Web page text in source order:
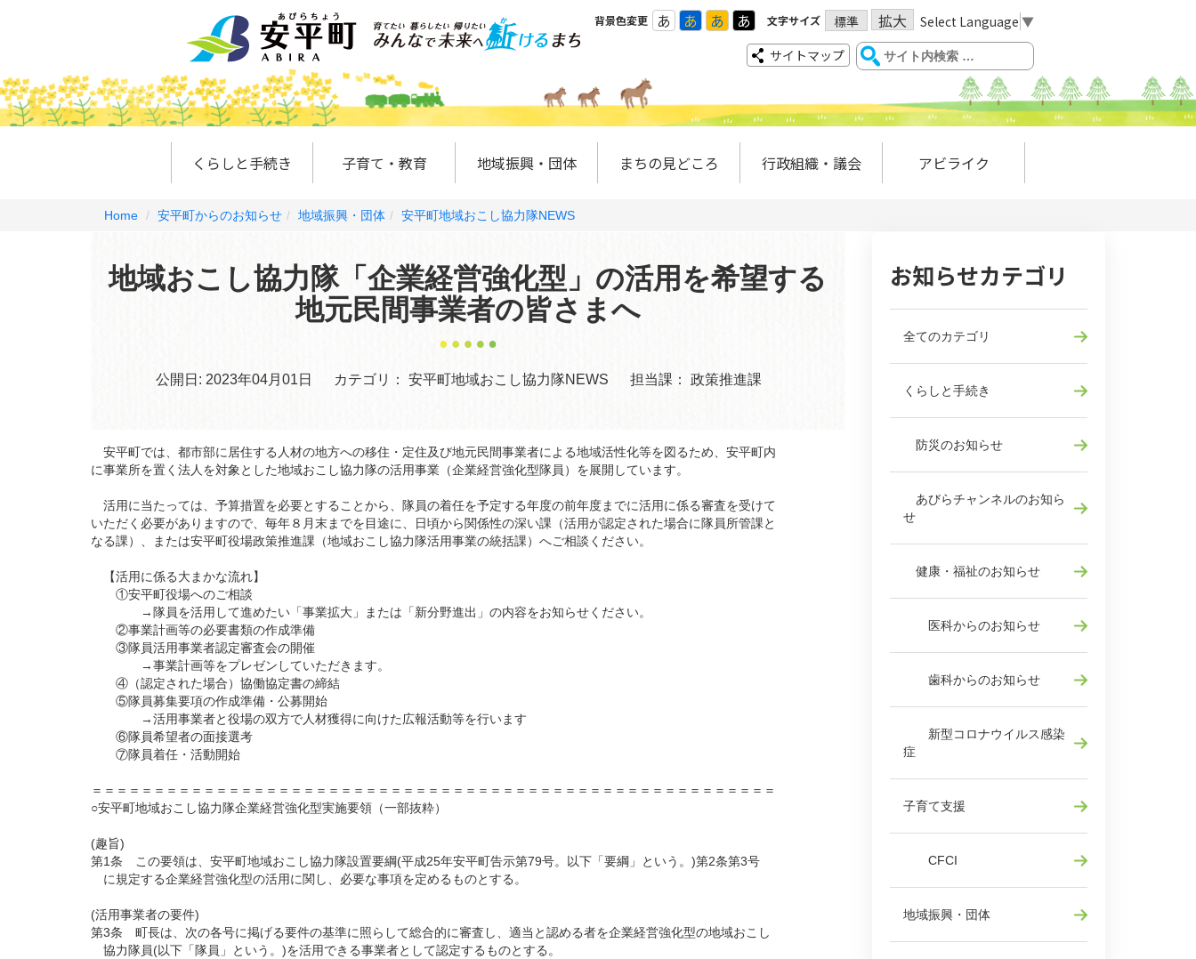
背景色変更 あ あ あ あ 文字サイズ 標準 拡大 Select Language ▼
サイトマップ
くらしと手続き 子育て・教育 地域振興・団体 まちの見どころ 行政組織・議会 アビライク
Home 安平町からのお知らせ 地域振興・団体 安平町地域おこし協力隊NEWS
地域おこし協力隊「企業経営強化型」の活用を希望する
地元民間事業者の皆さまへ
公開日: 2023年04月01日 カテゴリ： 安平町地域おこし協力隊NEWS 担当課： 政策推進課
安平町では、都市部に居住する人材の地方への移住・定住及び地元民間事業者による地域活性化等を図るため、安平町内
に事業所を置く法人を対象とした地域おこし協力隊の活用事業（企業経営強化型隊員）を展開しています。
活用に当たっては、予算措置を必要とすることから、隊員の着任を予定する年度の前年度までに活用に係る審査を受けて
いただく必要がありますので、毎年８月末までを目途に、日頃から関係性の深い課（活用が認定された場合に隊員所管課と
なる課）、または安平町役場政策推進課（地域おこし協力隊活用事業の統括課）へご相談ください。
【活用に係る大まかな流れ】
①安平町役場へのご相談
→隊員を活用して進めたい「事業拡大」または「新分野進出」の内容をお知らせください。
②事業計画等の必要書類の作成準備
③隊員活用事業者認定審査会の開催
→事業計画等をプレゼンしていただきます。
④（認定された場合）協働協定書の締結
⑤隊員募集要項の作成準備・公募開始
→活用事業者と役場の双方で人材獲得に向けた広報活動等を行います
⑥隊員希望者の面接選考
⑦隊員着任・活動開始
＝＝＝＝＝＝＝＝＝＝＝＝＝＝＝＝＝＝＝＝＝＝＝＝＝＝＝＝＝＝＝＝＝＝＝＝＝＝＝＝＝＝＝＝＝＝＝＝＝＝＝＝＝＝＝
○安平町地域おこし協力隊企業経営強化型実施要領（一部抜粋）
(趣旨)
第1条 この要領は、安平町地域おこし協力隊設置要綱(平成25年安平町告示第79号。以下「要綱」という。)第2条第3号
に規定する企業経営強化型の活用に関し、必要な事項を定めるものとする。
(活用事業者の要件)
第3条 町長は、次の各号に掲げる要件の基準に照らして総合的に審査し、適当と認める者を企業経営強化型の地域おこし
協力隊員(以下「隊員」という。)を活用できる事業者として認定するものとする。
お知らせカテゴリ
全てのカテゴリ
くらしと手続き
防災のお知らせ
あびらチャンネルのお知ら
せ
健康・福祉のお知らせ
医科からのお知らせ
歯科からのお知らせ
新型コロナウイルス感染
症
子育て支援
CFCI
地域振興・団体